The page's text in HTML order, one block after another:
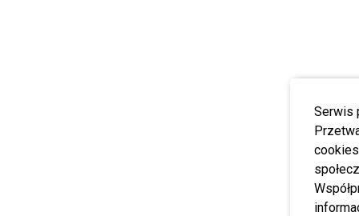
Serwis